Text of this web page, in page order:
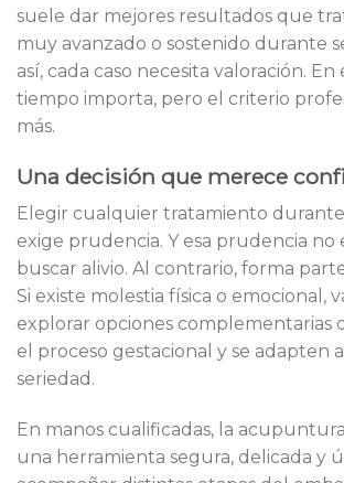
suele dar mejores resultados que
muy avanzado o sostenido durante
así, cada caso necesita valoración. En
tiempo importa, pero el criterio
más.
Una decisión que merece
Elegir cualquier tratamiento
exige prudencia. Y esa prudencia no
buscar alivio. Al contrario, forma
Si existe molestia física o emocional,
explorar opciones complementarias
el proceso gestacional y se adapten
seriedad.
En manos cualificadas, la
una herramienta segura, delicada y